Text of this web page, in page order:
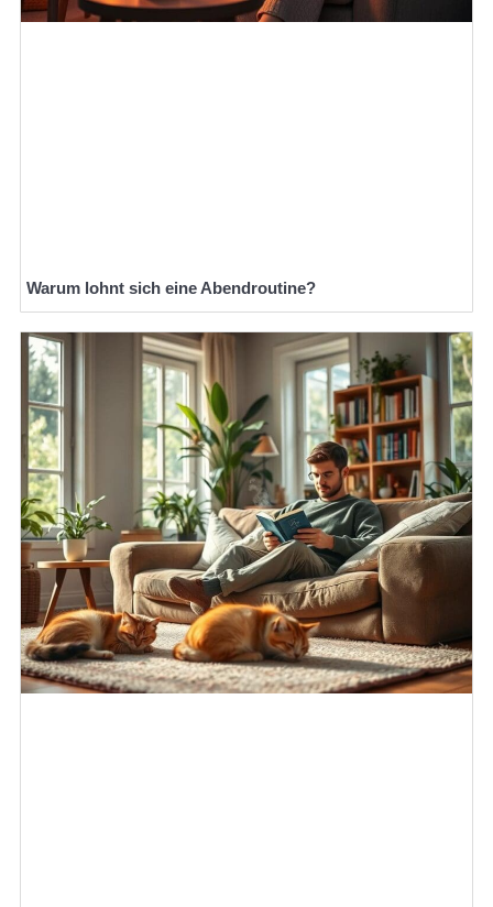
Warum lohnt sich eine Abendroutine?